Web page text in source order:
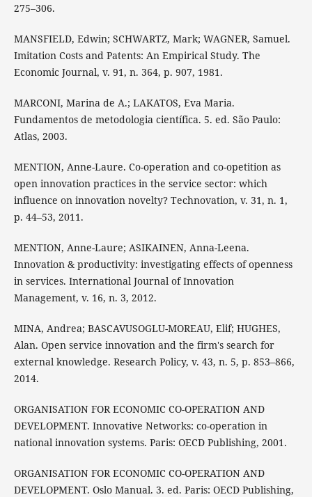
275–306.
MANSFIELD, Edwin; SCHWARTZ, Mark; WAGNER, Samuel.
Imitation Costs and Patents: An Empirical Study. The
Economic Journal, v. 91, n. 364, p. 907, 1981.
MARCONI, Marina de A.; LAKATOS, Eva Maria.
Fundamentos de metodologia científica. 5. ed. São Paulo:
Atlas, 2003.
MENTION, Anne-Laure. Co-operation and co-opetition as
open innovation practices in the service sector: which
influence on innovation novelty? Technovation, v. 31, n. 1,
p. 44–53, 2011.
MENTION, Anne-Laure; ASIKAINEN, Anna-Leena.
Innovation & productivity: investigating effects of openness
in services. International Journal of Innovation
Management, v. 16, n. 3, 2012.
MINA, Andrea; BASCAVUSOGLU-MOREAU, Elif; HUGHES,
Alan. Open service innovation and the firm's search for
external knowledge. Research Policy, v. 43, n. 5, p. 853–866,
2014.
ORGANISATION FOR ECONOMIC CO-OPERATION AND
DEVELOPMENT. Innovative Networks: co-operation in
national innovation systems. Paris: OECD Publishing, 2001.
ORGANISATION FOR ECONOMIC CO-OPERATION AND
DEVELOPMENT. Oslo Manual. 3. ed. Paris: OECD Publishing,